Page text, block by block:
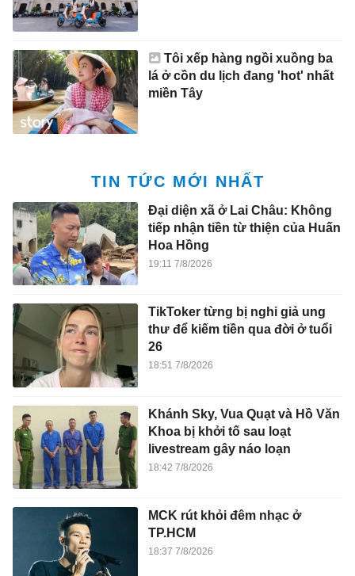
Tôi xếp hàng ngồi xuồng ba
lá ở cồn du lịch đang 'hot' nhất
miền Tây
TIN TỨC MỚI NHẤT
Đại diện xã ở Lai Châu: Không
tiếp nhận tiền từ thiện của Huấn
Hoa Hồng
19:11 7/8/2026
TikToker từng bị nghi giả ung
thư để kiếm tiền qua đời ở tuổi
26
18:51 7/8/2026
Khánh Sky, Vua Quạt và Hồ Văn
Khoa bị khởi tố sau loạt
livestream gây náo loạn
18:42 7/8/2026
MCK rút khỏi đêm nhạc ở
TP.HCM
18:37 7/8/2026